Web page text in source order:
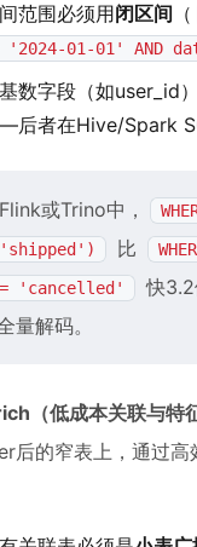
范围必须用闭区间 （
'2024-01-01' AND
数字段（如user_id
者在Hive/Spark
或Trino中，
比
'cancelled'
快3.2
量解码。
（低成本关联与特
后的窄表上，通过